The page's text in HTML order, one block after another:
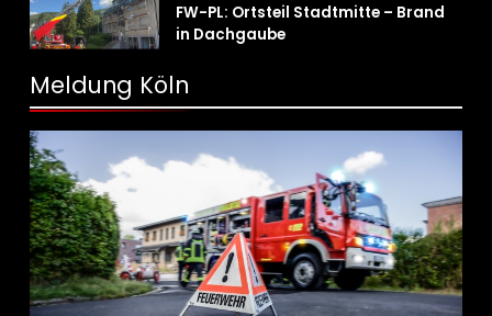
FW-PL: Ortsteil Stadtmitte – Brand
in Dachgaube
Meldung Köln